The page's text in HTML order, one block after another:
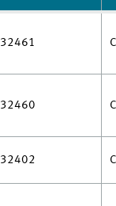
32461
32460
32402